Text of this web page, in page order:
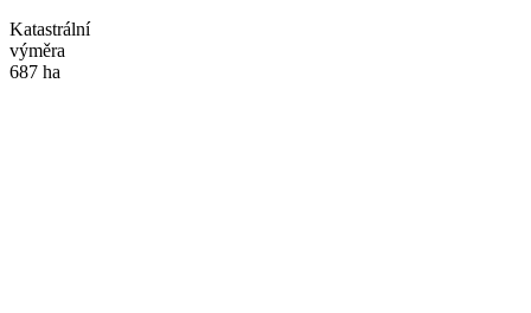
Katastrální
výměra
687 ha